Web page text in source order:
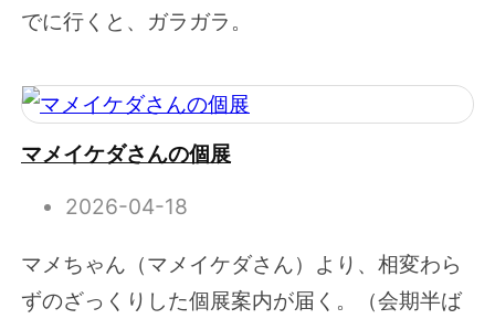
でに行くと、ガラガラ。
マメイケダさんの個展
2026-04-18
マメちゃん（マメイケダさん）より、相変わら
ずのざっくりした個展案内が届く。（会期半ば